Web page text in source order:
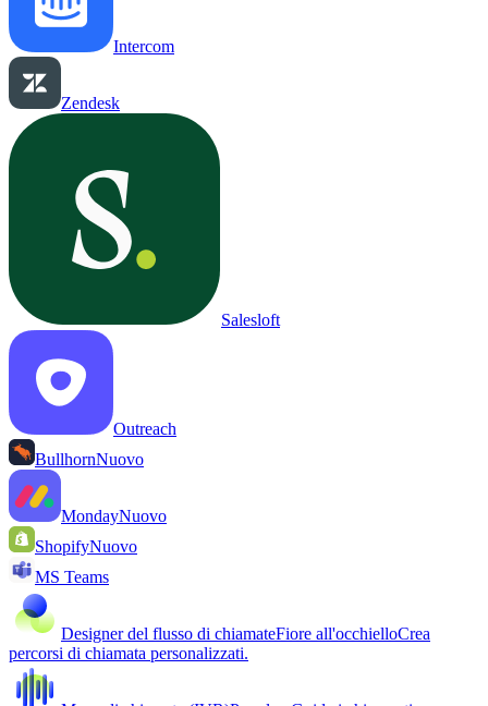
Intercom
Zendesk
Salesloft
Outreach
BullhornNuovo
MondayNuovo
ShopifyNuovo
MS Teams
Designer del flusso di chiamateFiore all'occhielloCrea
percorsi di chiamata personalizzati.